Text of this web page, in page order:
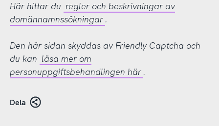
Här hittar du regler och beskrivningar av
domännamnssökningar .
Den här sidan skyddas av Friendly Captcha och
du kan läsa mer om
personuppgiftsbehandlingen här .
Dela